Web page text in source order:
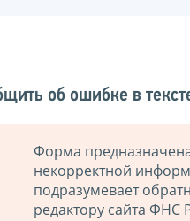
об ошибке в
Форма
некорректной
подразумевает
редактору сайта ФНС